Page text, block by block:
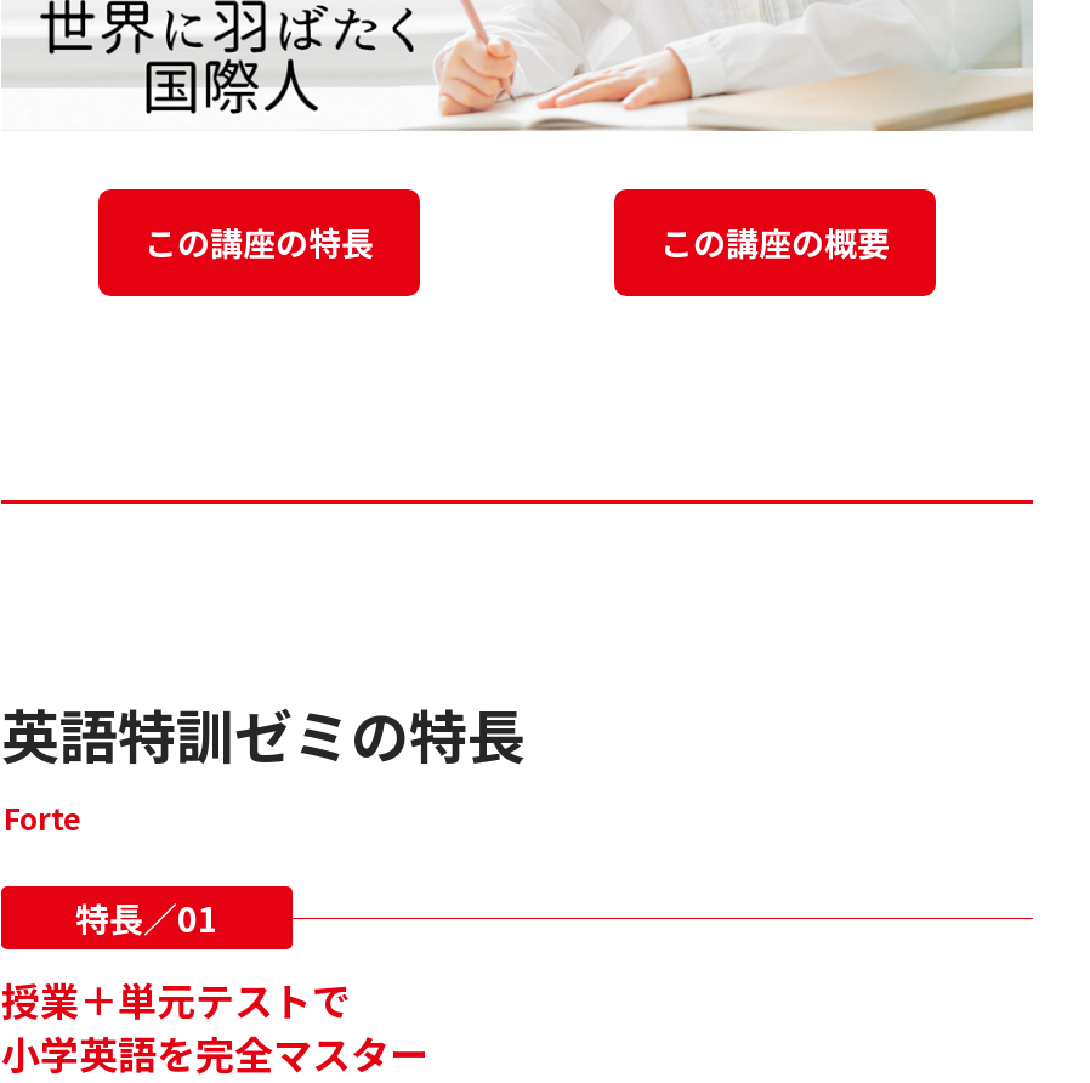
この講座の特長 この講座の概要
英語特訓ゼミの特長
Forte
特長／01
授業＋単元テストで
小学英語を完全マスター